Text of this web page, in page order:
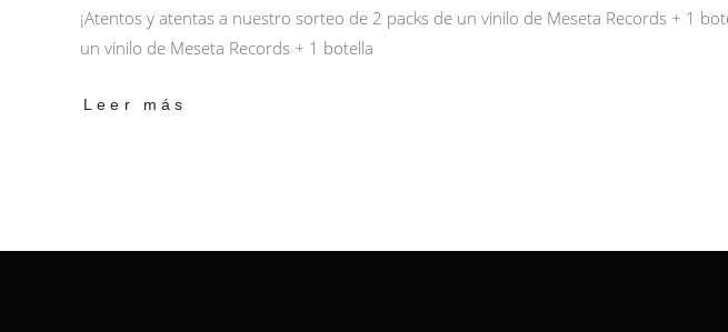
¡Atentos y atentas a nuestro sorteo de 2 packs de un vinilo de Meseta Records + 1
un vinilo de Meseta Records + 1 botella
Leer más